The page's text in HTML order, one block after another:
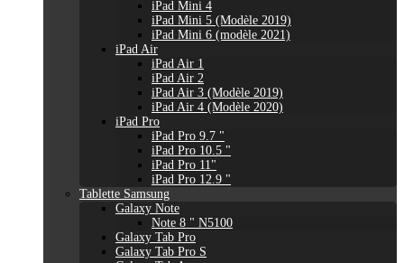
iPad Mini 4
iPad Mini 5 (Modèle 2019)
iPad Mini 6 (modèle 2021)
iPad Air
iPad Air 1
iPad Air 2
iPad Air 3 (Modèle 2019)
iPad Air 4 (Modèle 2020)
iPad Pro
iPad Pro 9.7 "
iPad Pro 10.5 "
iPad Pro 11"
iPad Pro 12.9 "
Tablette Samsung
Galaxy Note
Note 8 " N5100
Galaxy Tab Pro
Galaxy Tab Pro S